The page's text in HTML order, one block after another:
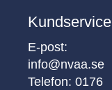
Kundservice
E-post:
info@nvaa.se
Telefon: 0176